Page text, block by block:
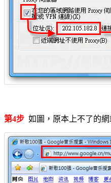
第4步 如圖，原本上不了的網